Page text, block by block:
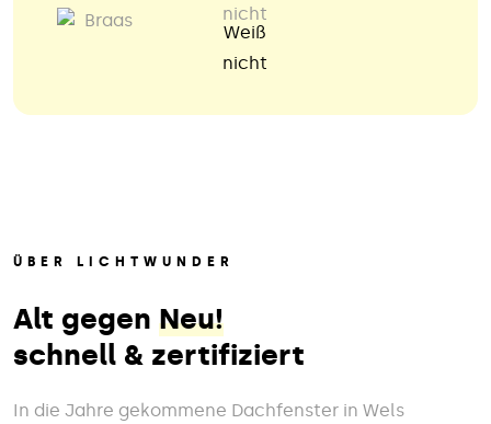
Weiß
nicht
ÜBER LICHTWUNDER
Alt gegen Neu!
schnell & zertifiziert
In die Jahre gekommene Dachfenster in Wels